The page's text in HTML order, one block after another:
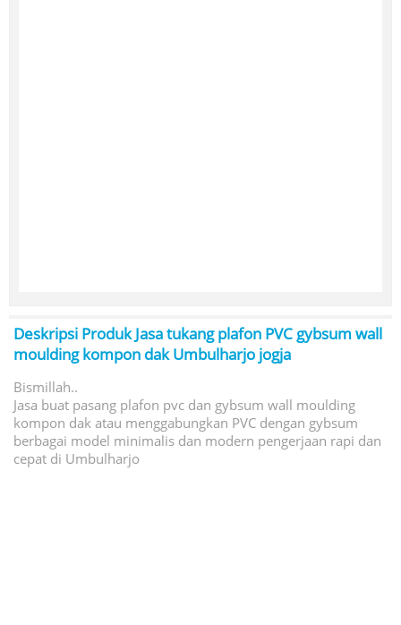
Deskripsi ProdukJasa tukang plafon PVC gybsum wall
moulding kompon dak Umbulharjo jogja
Bismillah..
Jasa buat pasang plafon pvc dan gybsum wall moulding
kompon dak atau menggabungkan PVC dengan gybsum
berbagai model minimalis dan modern pengerjaan rapi dan
cepat di Umbulharjo